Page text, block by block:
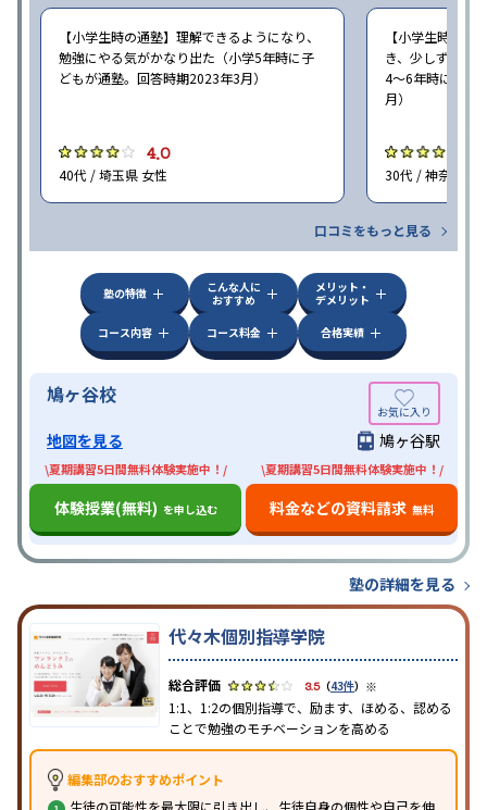
【小学生時の通塾】理解できるようになり、
勉強にやる気がかなり出た（小学5年時に子
どもが通塾。回答時期2023年3月）
4.0
40代 / 埼玉県 女性
【小学生時の通
き、少しずつ成
4〜6年時に子ど
月）
30代 / 神奈川県
口コミをもっと見る
塾の特徴
こんな人に
おすすめ
メリット・
デメリット
コース内容
コース料金 合格実績
鳩ヶ谷校
地図を見る 鳩ヶ谷駅
\夏期講習5日間無料体験実施中！/
体験授業(無料) を申し込む
\夏期講習5日間無料体験実施中！/
料金などの資料請求 無料
塾の詳細を見る
代々木個別指導学院
3.5（43件） ※
1:1、1:2の個別指導で、励ます、ほめる、認める
ことで勉強のモチベーションを高める
編集部のおすすめポイント
生徒の可能性を最大限に引き出し、生徒自身の個性や自己を伸